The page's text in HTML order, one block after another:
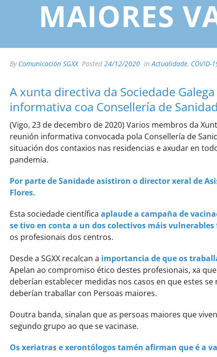
MAIORES
By Comunicación SGXX Posted 24/12/2020 InActualidade, COVID-
A xunta directiva da Sociedade
informativa coa Consellería de
(Vigo, 23 de decembro de 2020) Varios membros da
reunión informativa convocada pola Consellería de
situación dos contaxios nas residencias e axudar en
pandemia.
Por parte de Sanidade asistiron o director xeral de
Flores.
Esta sociedade científica aplaude a campaña de
se tivo en conta a un dos colectivos máis
os profesionais dos centros.
Desde a SGXX recalcan a importancia de que os
Apelan ao compromiso ético destes profesionais, xa
deberían establecer medidas nos casos en que estes
deberían traballar con Persoas maiores.
Doutra banda, sinalan que as persoas maiores que
segundo grupo ao que se vacinase.
Os xeriatras e xerontólogos tamén afirman que é a